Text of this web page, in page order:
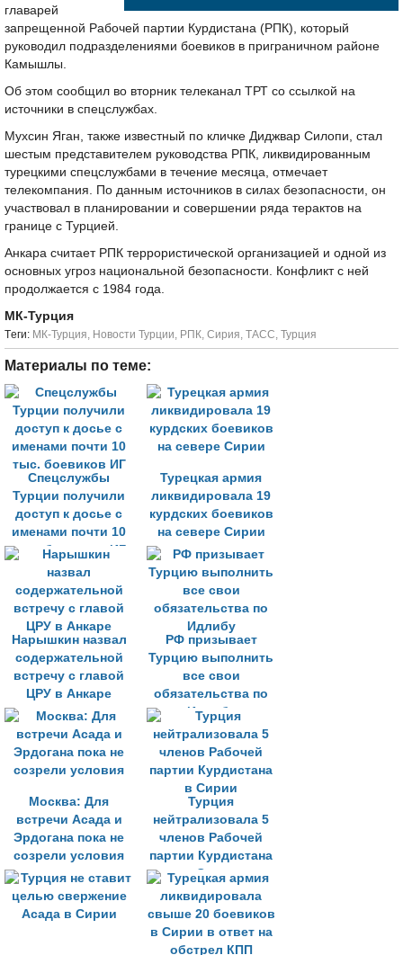
главарей
запрещенной Рабочей партии Курдистана (РПК), который
руководил подразделениями боевиков в приграничном районе
Камышлы.
Об этом сообщил во вторник телеканал ТРТ со ссылкой на
источники в спецслужбах.
Мухсин Яган, также известный по кличке Диджвар Силопи, стал
шестым представителем руководства РПК, ликвидированным
турецкими спецслужбами в течение месяца, отмечает
телекомпания. По данным источников в силах безопасности, он
участвовал в планировании и совершении ряда терактов на
границе с Турцией.
Анкара считает РПК террористической организацией и одной из
основных угроз национальной безопасности. Конфликт с ней
продолжается с 1984 года.
МК-Турция
Tеги: МК-Турция, Новости Турции, РПК, Сирия, ТАСС, Турция
Материалы по теме:
Спецслужбы
Турции получили
доступ к досье с
именами почти 10
тыс. боевиков ИГ
Турецкая армия
ликвидировала 19
курдских боевиков
на севере Сирии
Нарышкин назвал
содержательной
встречу с главой
ЦРУ в Анкаре
РФ призывает
Турцию выполнить
все свои
обязательства по
Идлибу
Москва: Для
встречи Асада и
Эрдогана пока не
созрели условия
Турция
нейтрализовала 5
членов Рабочей
партии Курдистана
в Сирии